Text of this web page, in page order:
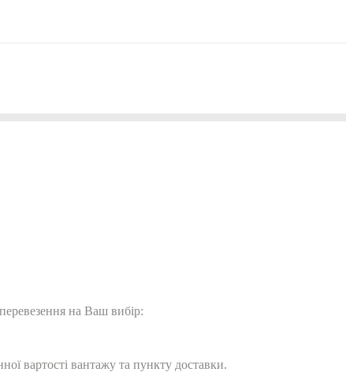
на Ваш вибір:
вартості вантажу та пункту доставки.